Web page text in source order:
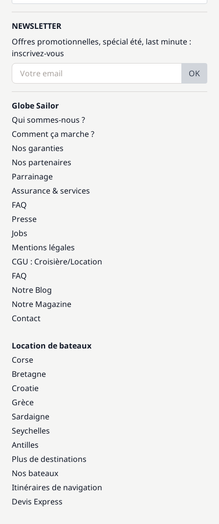
NEWSLETTER
Offres promotionnelles, spécial été, last minute :
inscrivez-vous
OK
Globe Sailor
Qui sommes-nous ?
Comment ça marche ?
Nos garanties
Nos partenaires
Parrainage
Assurance & services
FAQ
Presse
Jobs
Mentions légales
CGU : Croisière/Location
FAQ
Notre Blog
Notre Magazine
Contact
Location de bateaux
Corse
Bretagne
Croatie
Grèce
Sardaigne
Seychelles
Antilles
Plus de destinations
Nos bateaux
Itinéraires de navigation
Devis Express